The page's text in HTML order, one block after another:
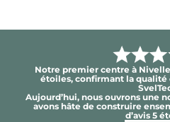
Notre premier centre à
étoiles, confirmant la qualité
Aujourd’hui, nous ouvrons une
avons hâte de construire
d’avis 5